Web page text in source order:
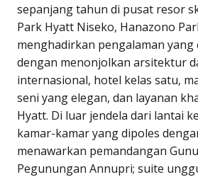
sepanjang tahun di pusat resor
Park Hyatt Niseko, Hanazono
menghadirkan pengalaman yang
dengan menonjolkan arsitektur
internasional, hotel kelas satu,
seni yang elegan, dan layanan
Hyatt. Di luar jendela dari lantai
kamar-kamar yang dipoles
menawarkan pemandangan
Pegunungan Annupri; suite